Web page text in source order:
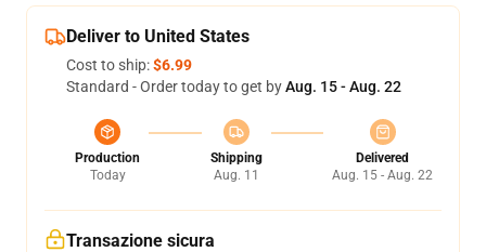
Deliver to United States
Cost to ship:$6.99
Standard - Order today to get byAug. 15 - Aug. 22
Production
Today
Shipping
Aug. 11
Delivered
Aug. 15 - Aug. 22
Transazione sicura